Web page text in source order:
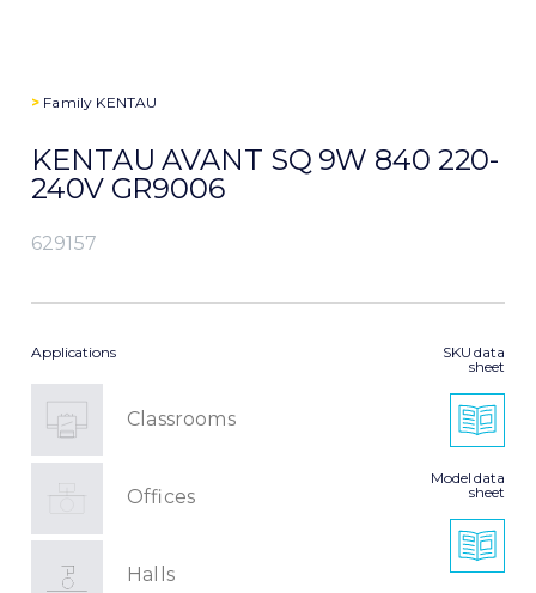
> Family KENTAU
KENTAU AVANT SQ 9W 840 220-
240V GR9006
629157
Applications
Classrooms
Offices
Halls
SKU data
sheet
Model data
sheet